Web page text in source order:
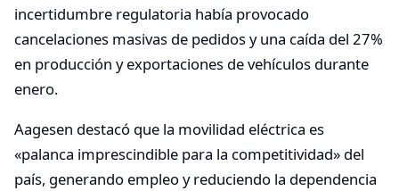
incertidumbre regulatoria había provocado
cancelaciones masivas de pedidos y una caída del 27%
en producción y exportaciones de vehículos durante
enero.
Aagesen destacó que la movilidad eléctrica es
«palanca imprescindible para la competitividad» del
país, generando empleo y reduciendo la dependencia